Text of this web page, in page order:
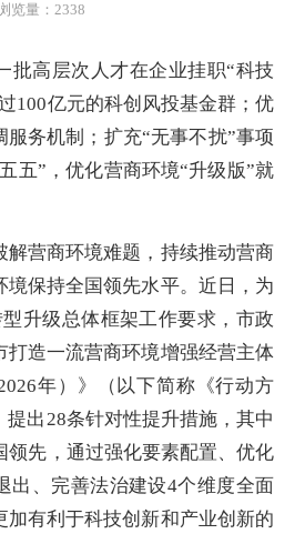
览量：2338
高层次人才在企业挂职“科技
100亿元的科创风投基金群；优
服务机制；扩充“无事不扰”事项
”，优化营商环境“升级版”就
营商环境难题，持续推动营商
境保持全国领先水平。近日，为
升级总体框架工作要求，市政
打造一流营商环境增强经营主体
年）》（以下简称《行动方
出28条针对性提升措施，其中
领先，通过强化要素配置、优化
出、完善法治建设4个维度全面
加有利于科技创新和产业创新的